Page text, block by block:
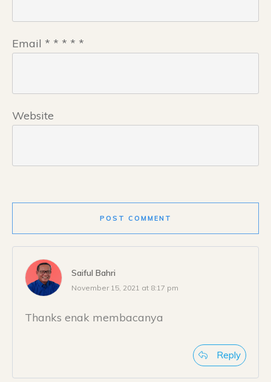
Email * * * * *
Website
POST COMMENT
Saiful Bahri
November 15, 2021 at 8:17 pm
Thanks enak membacanya
Reply